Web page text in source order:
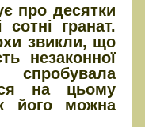
про десятки
гранат.
звикли, що
незаконної
спробувала
на цьому
його можна